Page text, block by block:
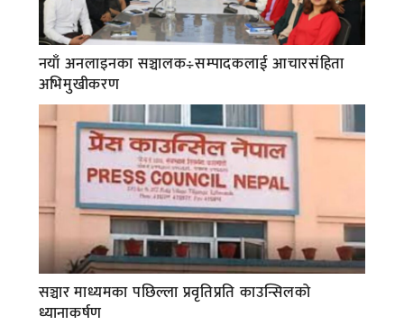
नयाँ अनलाइनका सञ्चालक÷सम्पादकलाई आचारसंहिता
अभिमुखीकरण
सञ्चार माध्यमका पछिल्ला प्रवृतिप्रति काउन्सिलको
ध्यानाकर्षण